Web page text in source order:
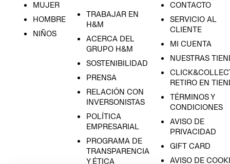
MUJER
HOMBRE
NIÑOS
TRABAJAR EN
H&M
ACERCA DEL
GRUPO H&M
SOSTENIBILIDAD
PRENSA
RELACIÓN CON
INVERSONISTAS
POLÍTICA
EMPRESARIAL
PROGRAMA DE
TRANSPARENCIA
Y ÉTICA
CONTACTO
SERVICIO AL
CLIENTE
MI CUENTA
NUESTRAS
RETIRO EN
TÉRMINOS Y
CONDICIONES
AVISO DE
PRIVACIDAD
GIFT CARD
AVISO DE